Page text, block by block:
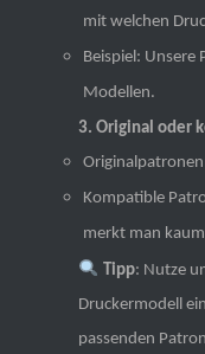
mit welchen
Beispiel: Unsere
Modellen.
3. Original oder
Kompatible
merkt man
Tipp: Nutze
Druckermodell
passenden